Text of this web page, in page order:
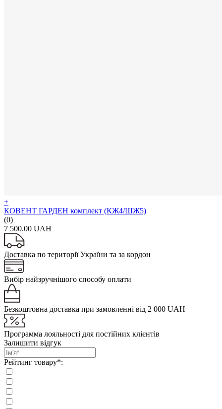
+
КОВЕНТ ГАРДЕН комплект (КЖ4/ШЖ5)
(0)
7 500.00 UAH
Доставка по території України та за кордон
Вибір найзручнішого способу оплати
Безкоштовна доставка при замовленні від 2 000 UAH
Программа лояльності для постійних клієнтів
Залишити відгук
Рейтинг товару*: